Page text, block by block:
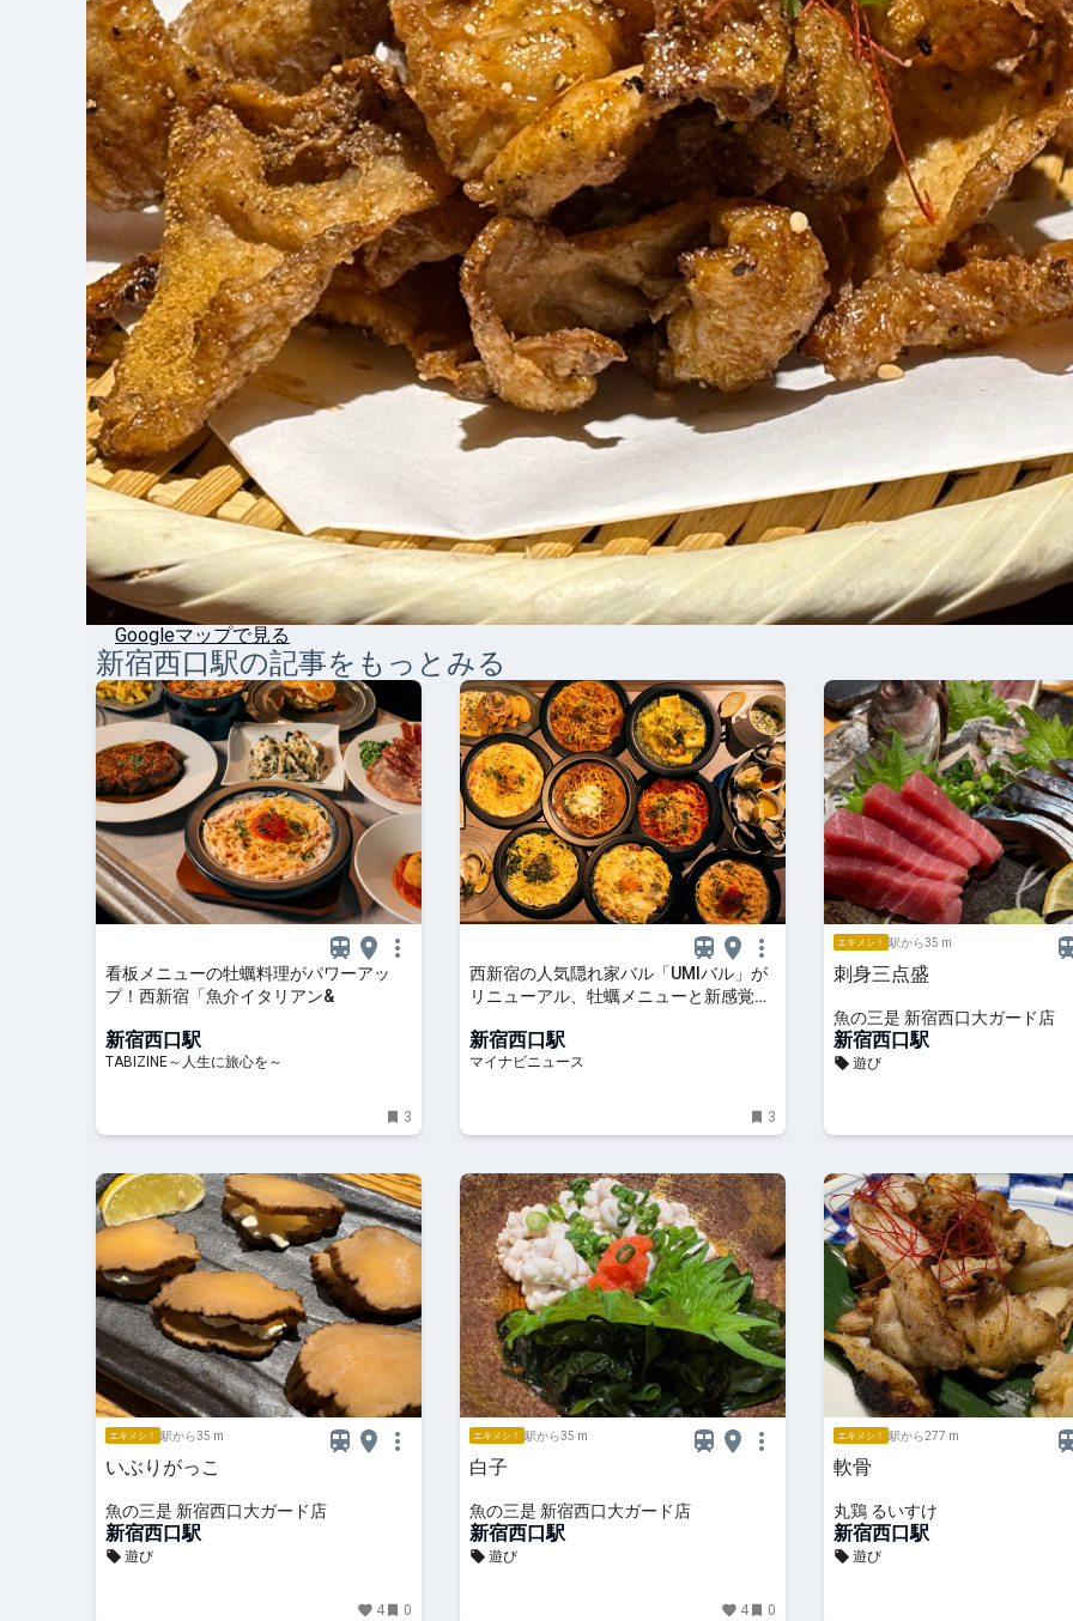
Googleマップで見る
新宿西口駅の記事をもっとみる
看板メニューの牡蠣料理がパワーアッ
プ！西新宿「魚介イタリアン&
新宿西口駅
TABIZINE～人生に旅心を～
3
西新宿の人気隠れ家バル「UMIバル」が
リニューアル、牡蠣メニューと新感覚パ
新宿西口駅
マイナビニュース
3
エキメシ！ 駅から35 m
刺身三点盛
魚の三是 新宿西口大ガード店
新宿西口駅
遊び
エキメシ！ 駅から35 m
いぶりがっこ
魚の三是 新宿西口大ガード店
新宿西口駅
遊び
4 0
エキメシ！ 駅から35 m
白子
魚の三是 新宿西口大ガード店
新宿西口駅
遊び
4 0
エキメシ！ 駅から277 m
軟骨
丸鶏 るいすけ
新宿西口駅
遊び